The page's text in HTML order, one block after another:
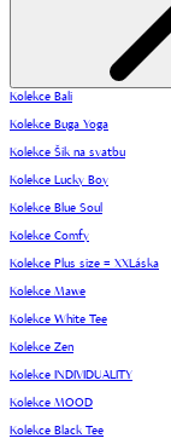
Kolekce Bali
Kolekce Buga Yoga
Kolekce Šik na svatbu
Kolekce Lucky Boy
Kolekce Blue Soul
Kolekce Comfy
Kolekce Plus size = XXLáska
Kolekce Mawe
Kolekce White Tee
Kolekce Zen
Kolekce INDIVIDUALITY
Kolekce MOOD
Kolekce Black Tee